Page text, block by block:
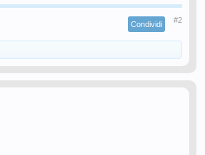
Condividi #2